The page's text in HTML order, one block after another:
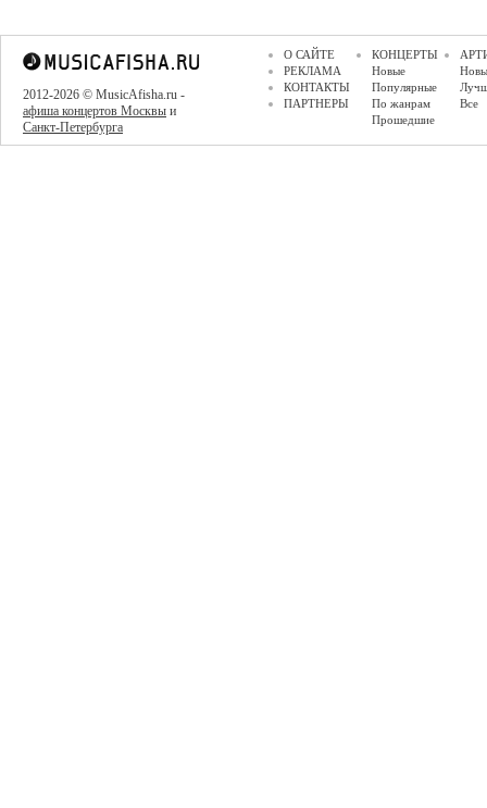
2012-2026 © MusicAfisha.ru -
афиша концертов Москвы и
Санкт-Петербурга
О САЙТЕ
РЕКЛАМА
КОНТАКТЫ
ПАРТНЕРЫ
КОНЦЕРТЫ
Новые
Популярные
По жанрам
Прошедшие
Все